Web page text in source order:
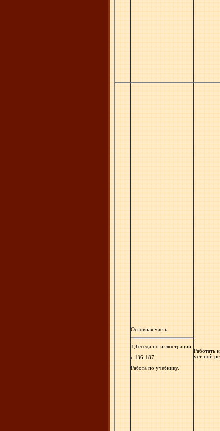
Основная часть.
1)Беседа по иллюстрации.
с.186-187.
Работа по учебнику.
Работать
уст-ной